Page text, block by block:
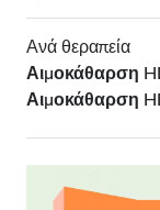
Ανά θεραπεία
Αιμοκάθαρση
Αιμοκάθαρση